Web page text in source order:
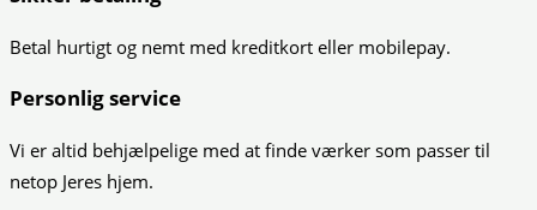
Betal hurtigt og nemt med kreditkort eller mobilepay.
Personlig service
Vi er altid behjælpelige med at finde værker som passer til
netop Jeres hjem.